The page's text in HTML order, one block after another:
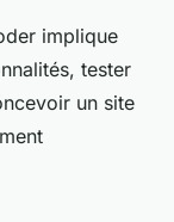
implique
tester
un site